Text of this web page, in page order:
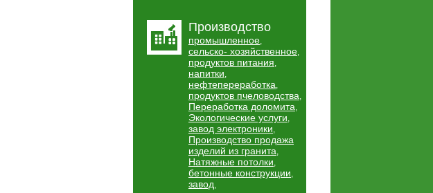
Производство
промышленное,
сельско- хозяйственное,
продуктов питания,
напитки,
нефтепереработка,
продуктов пчеловодства,
Переработка доломита,
Экологические услуги,
завод электроники,
Производство продажа
изделий из гранита,
Натяжные потолки,
бетонные конструкции,
завод,